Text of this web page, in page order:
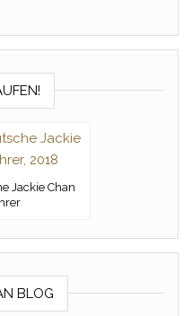
Jackie Chan
BLOG